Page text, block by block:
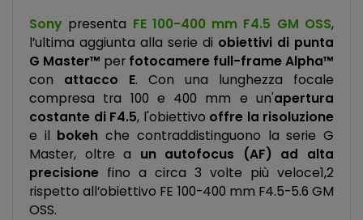
Sony presenta FE 100-400 mm F4.5 GM OSS,
l’ultima aggiunta alla serie di obiettivi di punta
G Master™ per fotocamere full-frame Alpha™
con attacco E. Con una lunghezza focale
compresa tra 100 e 400 mm e un'apertura
costante di F4.5, l'obiettivo offre la risoluzione
e il bokeh che contraddistinguono la serie G
Master, oltre a un autofocus (AF) ad alta
precisione fino a circa 3 volte più veloce1,2
rispetto all’obiettivo FE 100-400 mm F4.5-5.6 GM
OSS.